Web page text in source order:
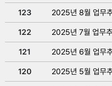
123 2025년 8월 업무
122 2025년 7월 업무
121 2025년 6월 업무
120 2025년 5월 업무